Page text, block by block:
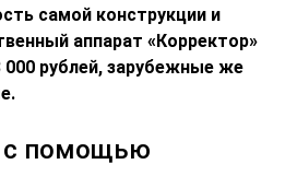
самой конструкции и
аппарат «Корректор»
рублей, зарубежные же
с помощью